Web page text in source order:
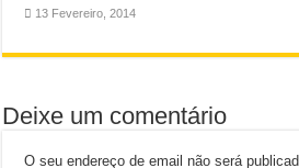
13 Fevereiro, 2014
Deixe um comentário
O seu endereço de email não será